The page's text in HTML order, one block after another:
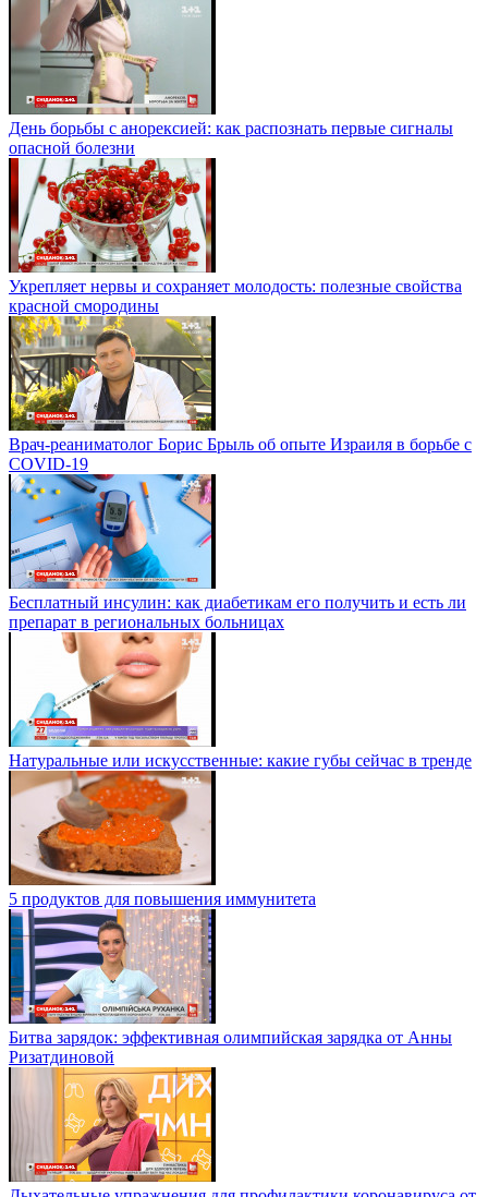
День борьбы с анорексией: как распознать первые сигналы
опасной болезни
Укрепляет нервы и сохраняет молодость: полезные свойства
красной смородины
Врач-реаниматолог Борис Брыль об опыте Израиля в борьбе с
COVID-19
Бесплатный инсулин: как диабетикам его получить и есть ли
препарат в региональных больницах
Натуральные или искусственные: какие губы сейчас в тренде
5 продуктов для повышения иммунитета
Битва зарядок: эффективная олимпийская зарядка от Анны
Ризатдиновой